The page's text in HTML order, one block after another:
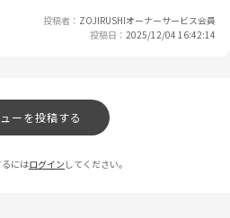
投稿者
ZOJIRUSHIオーナーサービス会員
投稿日
2025/12/04 16:42:14
ーを投稿する
にはログイン してください。